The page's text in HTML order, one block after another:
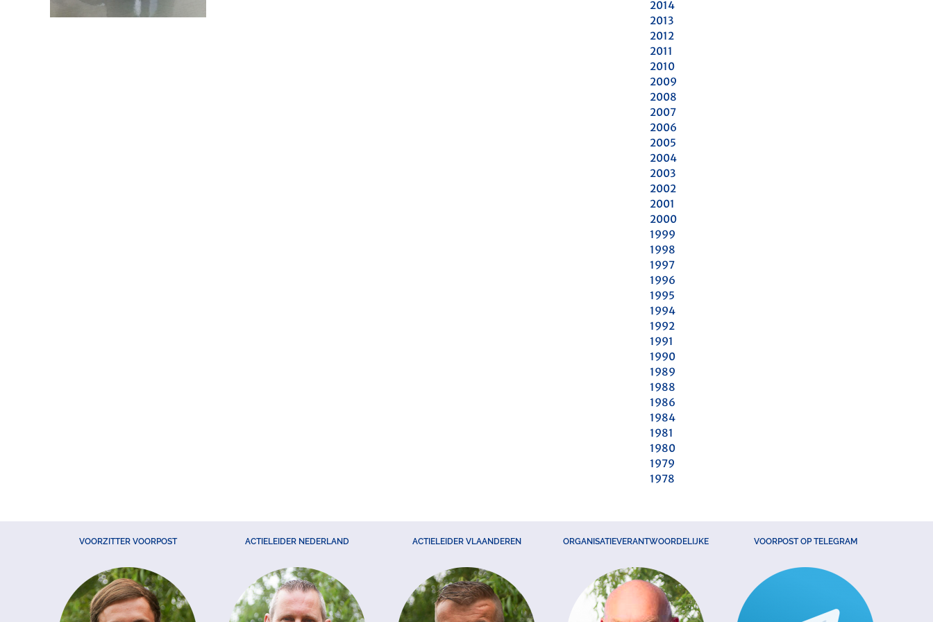
2014
2013
2012
2011
2010
2009
2008
2007
2006
2005
2004
2003
2002
2001
2000
1999
1998
1997
1996
1995
1994
1992
1991
1990
1989
1988
1986
1984
1981
1980
1979
1978
VOORZITTER VOORPOST ACTIELEIDER NEDERLAND ACTIELEIDER VLAANDEREN ORGANISATIEVERANTWOORDELIJKE VOORPOST OP TELEGRAM